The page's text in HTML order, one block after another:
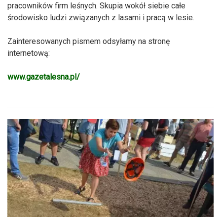
pracowników firm leśnych. Skupia wokół siebie całe
środowisko ludzi związanych z lasami i pracą w lesie.
Zainteresowanych pismem odsyłamy na stronę
internetową:
www.gazetalesna.pl/